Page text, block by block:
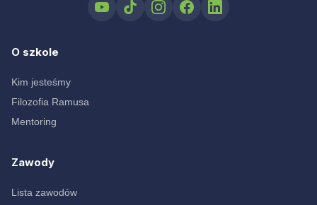
O szkole
Kim jesteśmy
Filozofia Ramusa
Mentoring
Zawody
Lista zawodów